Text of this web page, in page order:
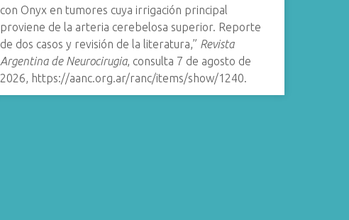
con Onyx en tumores cuya irrigación principal
proviene de la arteria cerebelosa superior. Reporte
de dos casos y revisión de la literatura,” Revista
Argentina de Neurocirugia, consulta 7 de agosto de
2026, https://aanc.org.ar/ranc/items/show/1240.